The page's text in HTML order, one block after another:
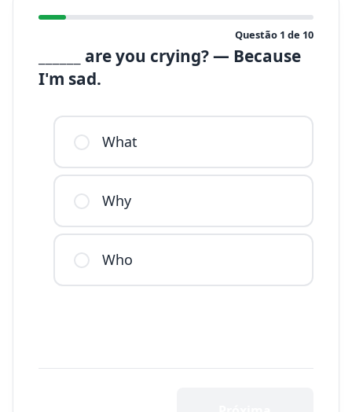
Questão 1 de 10
______ are you crying? — Because
I'm sad.
What
Why
Who